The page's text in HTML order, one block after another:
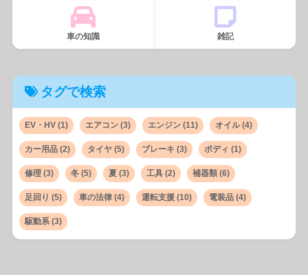
車の知識 雑記
タグで検索
EV・HV(1) エアコン(3) エンジン(11) オイル(4)
カー用品(2) タイヤ(5) ブレーキ (3) ボディ (1)
修理(3) 冬(5) 夏 (3) 工具(2) 補器類(6)
足回り (5) 車の法律(4) 運転支援(10) 電装品(4)
駆動系(3)